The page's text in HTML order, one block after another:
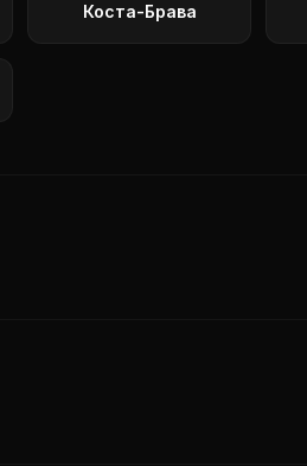
Коста-Брава